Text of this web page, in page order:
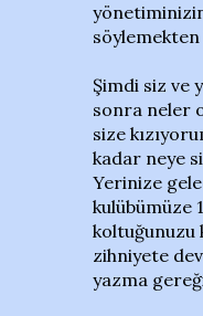
söylemekten
Şimdi siz ve
sonra neler
size
kadar neye
Yerinize
kulübümüze
koltuğunuzu
zihniyete
yazma